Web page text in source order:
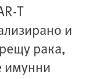
T
и
рака,
имунни